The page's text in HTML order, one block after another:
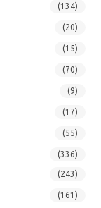
(134)
(20)
(15)
(70)
(9)
(17)
(55)
(336)
(243)
(161)